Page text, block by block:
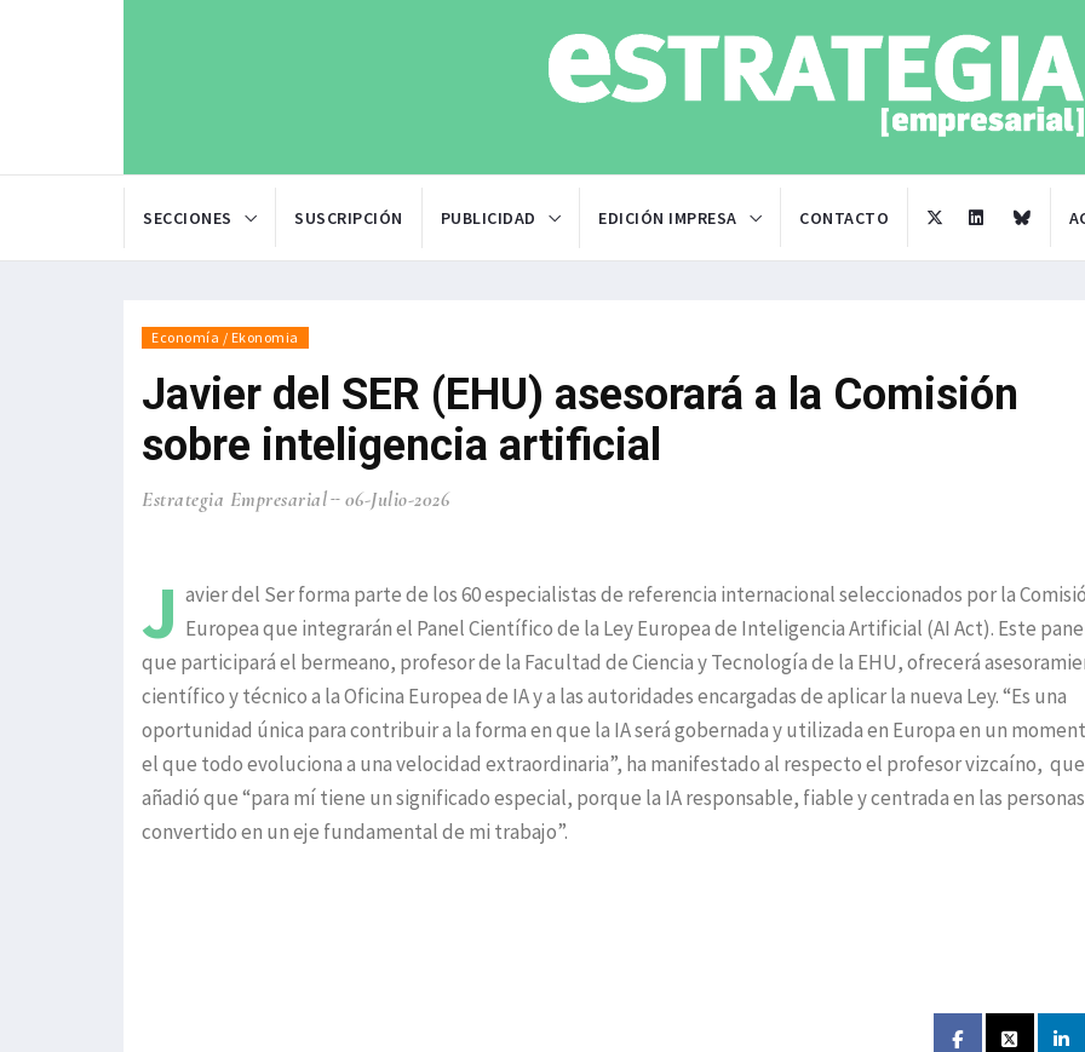
SECCIONES SUSCRIPCIÓN PUBLICIDAD EDICIÓN IMPRESA CONTACTO
Economía / Ekonomia
Javier del SER (EHU) asesorará a la Comisión
sobre inteligencia artificial
Estrategia Empresarial 06-Julio-2026
J avier del Ser forma parte de los 60 especialistas de referencia internacional seleccionados por la
Europea que integrarán el Panel Científico de la Ley Europea de Inteligencia Artificial (AI Act). Este
que participará el bermeano, profesor de la Facultad de Ciencia y Tecnología de la EHU, ofrecerá
científico y técnico a la Oficina Europea de IA y a las autoridades encargadas de aplicar la nueva Ley. “Es una
oportunidad única para contribuir a la forma en que la IA será gobernada y utilizada en Europa en un
el que todo evoluciona a una velocidad extraordinaria”, ha manifestado al respecto el profesor vizcaíno, que
añadió que “para mí tiene un significado especial, porque la IA responsable, fiable y centrada en las personas
convertido en un eje fundamental de mi trabajo”.